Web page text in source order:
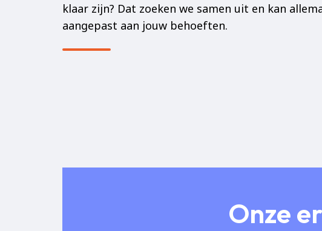
klaar zijn? Dat zoeken we samen uit en kan
aangepast aan jouw behoeften.
Onze